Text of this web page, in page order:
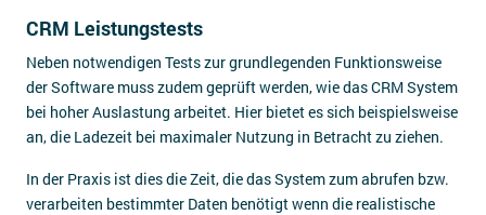
CRM Leistungstests
Neben notwendigen Tests zur grundlegenden Funktionsweise
der Software muss zudem geprüft werden, wie das CRM System
bei hoher Auslastung arbeitet. Hier bietet es sich beispielsweise
an, die Ladezeit bei maximaler Nutzung in Betracht zu ziehen.
In der Praxis ist dies die Zeit, die das System zum abrufen bzw.
verarbeiten bestimmter Daten benötigt wenn die realistische